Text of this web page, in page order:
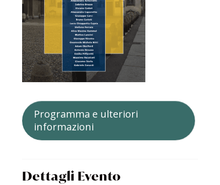
Programma e ulteriori
informazioni
Dettagli Evento